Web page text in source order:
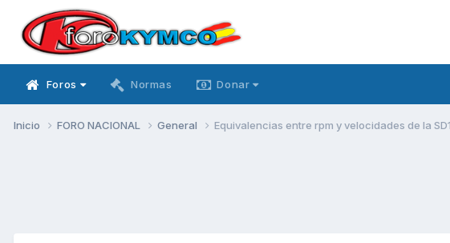
Foros Normas Donar
Inicio FORO NACIONAL General Equivalencias entre rpm y velocidades de la